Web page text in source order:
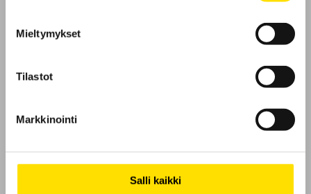
Mieltymykset
Tilastot
Markkinointi
Salli kaikki
GDPR
Evästeet